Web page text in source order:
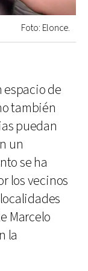
Foto: Elonce.
espacio de
también
puedan
un
se ha
los vecinos
Marcelo
la